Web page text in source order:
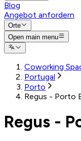
Blog
Angebot anfordern
Orte
Open main menu
Coworking
Portugal
Porto
Regus - Porto
Regus -